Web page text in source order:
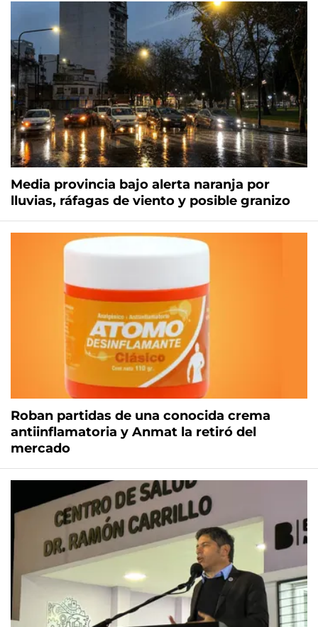
Media provincia bajo alerta naranja por
lluvias, ráfagas de viento y posible granizo
Roban partidas de una conocida crema
antiinflamatoria y Anmat la retiró del
mercado